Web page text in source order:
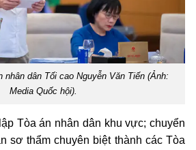
nhân dân Tối cao Nguyễn Văn Tiến (Ảnh:
Media Quốc hội).
Tòa án nhân dân khu vực; chuyển
sơ thẩm chuyên biệt thành các Tòa